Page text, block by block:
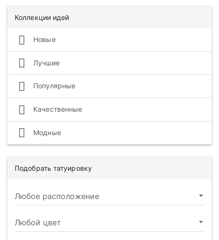
Коллекции идей
Новые
Лучшие
Популярные
Качественные
Модные
Подобрать татуировку